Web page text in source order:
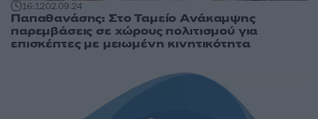
16:1202.09.24
Παπαθανάσης: Στο Ταμείο Ανάκαμψης
παρεμβάσεις σε χώρους πολιτισμού για
επισκέπτες με μειωμένη κινητικότητα